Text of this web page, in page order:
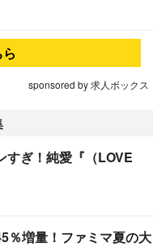
sponsored by 求人ボックス
すぎ！純愛『（LOVE
％増量！ファミマ夏の大